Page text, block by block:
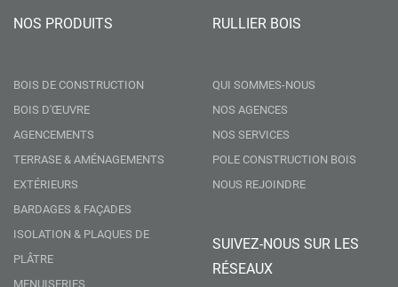
NOS PRODUITS
BOIS DE CONSTRUCTION
BOIS D'ŒUVRE
AGENCEMENTS
TERRASE & AMÉNAGEMENTS
EXTÉRIEURS
BARDAGES & FAÇADES
ISOLATION & PLAQUES DE
PLÂTRE
MENUISERIES
RULLIER BOIS
QUI SOMMES-NOUS
NOS AGENCES
NOS SERVICES
POLE CONSTRUCTION BOIS
NOUS REJOINDRE
SUIVEZ-NOUS SUR LES
RÉSEAUX